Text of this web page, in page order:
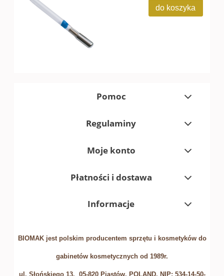
do koszyka
Pomoc
Regulaminy
Moje konto
Płatności i dostawa
Informacje
BIOMAK jest polskim producentem sprzętu i kosmetyków do
gabinetów kosmetycznych od 1989r.
ul. Słońskiego 13, 05-820 Piastów, POLAND. NIP: 534-14-50-